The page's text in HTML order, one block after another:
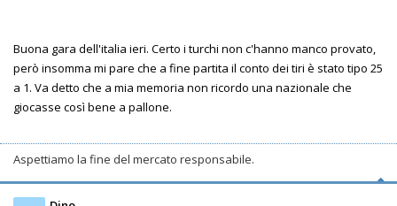
Buona gara dell'italia ieri. Certo i turchi non c'hanno manco provato,
però insomma mi pare che a fine partita il conto dei tiri è stato tipo 25
a 1. Va detto che a mia memoria non ricordo una nazionale che
giocasse così bene a pallone.
Aspettiamo la fine del mercato responsabile.